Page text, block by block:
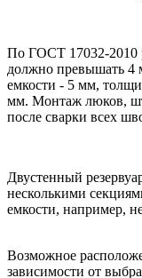
По ГОСТ 17032-2010
должно превышать 4
емкости - 5 мм,
мм. Монтаж люков,
после сварки всех
Двустенный
несколькими
емкости, например,
Возможное
зависимости от